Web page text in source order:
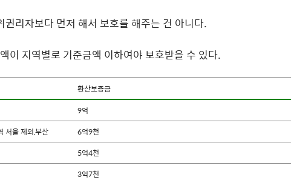
리자보다 먼저 해서 보호를 해주는 건 아니다.
이 지역별로 기준금액 이하여야 보호받을 수 있다.
환산보증금
9억
서울 제외,부산
6억9천
5억4천
3억7천